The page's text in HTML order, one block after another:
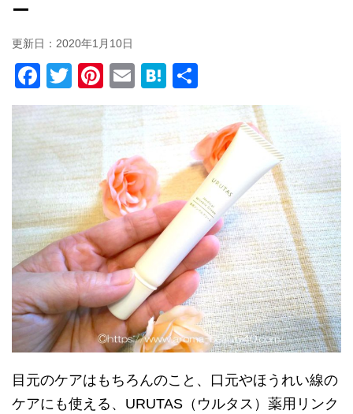
ー
更新日： 2020年1月10日
F
a
c
e
b
o
o
k
T
wi
tt
er
Pi
nt
er
st
E
m
ail
H
e
n
a
目元のケアはもちろんのこと、口元やほうれい線の
ケアにも使える、URUTAS（ウルタス）薬用リンク